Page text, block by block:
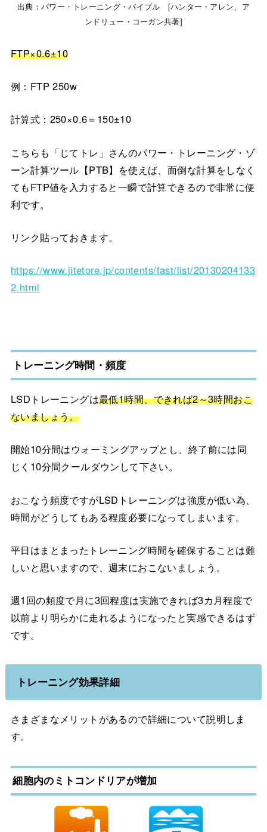
出典：パワー・トレーニング・バイブル [ハンター・アレン、ア
ンドリュー・コーガン共著]
FTP×0.6±10
例：FTP 250w
計算式：250×0.6＝150±10
こちらも「じてトレ」さんのパワー・トレーニング・ゾ
ーン計算ツール【PTB】を使えば、面倒な計算をしなく
てもFTP値を入力すると一瞬で計算できるので非常に便
利です。
リンク貼っておきます。
https://www.jitetore.jp/contents/fast/list/20130204133
2.html
トレーニング時間・頻度
LSDトレーニングは最低1時間、できれば2～3時間おこ
ないましょう。
開始10分間はウォーミングアップとし、終了前には同
じく10分間クールダウンして下さい。
おこなう頻度ですがLSDトレーニングは強度が低い為、
時間がどうしてもある程度必要になってしまいます。
平日はまとまったトレーニング時間を確保することは難
しいと思いますので、週末におこないましょう。
週1回の頻度で月に3回程度は実施できれば3カ月程度で
以前より明らかに走れるようになったと実感できるはず
です。
トレーニング効果詳細
さまざまなメリットがあるので詳細について説明しま
す。
細胞内のミトコンドリアが増加